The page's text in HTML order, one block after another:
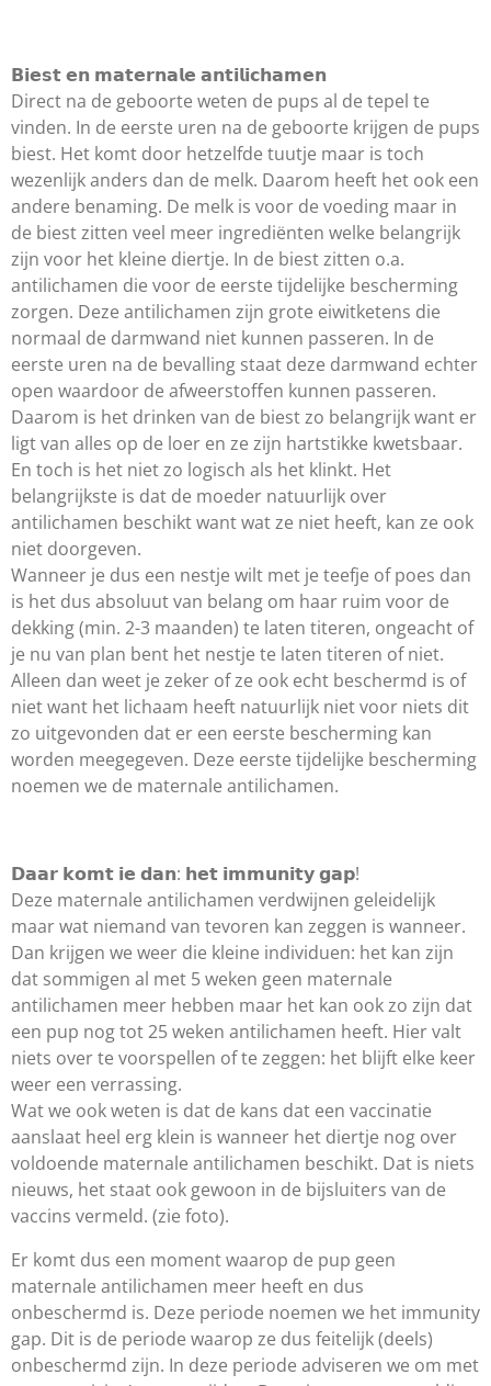
𝗕𝗶𝗲𝘀𝘁 𝗲𝗻 𝗺𝗮𝘁𝗲𝗿𝗻𝗮𝗹𝗲 𝗮𝗻𝘁𝗶𝗹𝗶𝗰𝗵𝗮𝗺𝗲𝗻
Direct na de geboorte weten de pups al de tepel te
vinden. In de eerste uren na de geboorte krijgen de pups
biest. Het komt door hetzelfde tuutje maar is toch
wezenlijk anders dan de melk. Daarom heeft het ook een
andere benaming. De melk is voor de voeding maar in
de biest zitten veel meer ingrediënten welke belangrijk
zijn voor het kleine diertje. In de biest zitten o.a.
antilichamen die voor de eerste tijdelijke bescherming
zorgen. Deze antilichamen zijn grote eiwitketens die
normaal de darmwand niet kunnen passeren. In de
eerste uren na de bevalling staat deze darmwand echter
open waardoor de afweerstoffen kunnen passeren.
Daarom is het drinken van de biest zo belangrijk want er
ligt van alles op de loer en ze zijn hartstikke kwetsbaar.
En toch is het niet zo logisch als het klinkt. Het
belangrijkste is dat de moeder natuurlijk over
antilichamen beschikt want wat ze niet heeft, kan ze ook
niet doorgeven.
Wanneer je dus een nestje wilt met je teefje of poes dan
is het dus absoluut van belang om haar ruim voor de
dekking (min. 2-3 maanden) te laten titeren, ongeacht of
je nu van plan bent het nestje te laten titeren of niet.
Alleen dan weet je zeker of ze ook echt beschermd is of
niet want het lichaam heeft natuurlijk niet voor niets dit
zo uitgevonden dat er een eerste bescherming kan
worden meegegeven. Deze eerste tijdelijke bescherming
noemen we de maternale antilichamen.
𝗗𝗮𝗮𝗿 𝗸𝗼𝗺𝘁 𝗶𝗲 𝗱𝗮𝗻: 𝗵𝗲𝘁 𝗶𝗺𝗺𝘂𝗻𝗶𝘁𝘆 𝗴𝗮𝗽!
Deze maternale antilichamen verdwijnen geleidelijk
maar wat niemand van tevoren kan zeggen is wanneer.
Dan krijgen we weer die kleine individuen: het kan zijn
dat sommigen al met 5 weken geen maternale
antilichamen meer hebben maar het kan ook zo zijn dat
een pup nog tot 25 weken antilichamen heeft. Hier valt
niets over te voorspellen of te zeggen: het blijft elke keer
weer een verrassing.
Wat we ook weten is dat de kans dat een vaccinatie
aanslaat heel erg klein is wanneer het diertje nog over
voldoende maternale antilichamen beschikt. Dat is niets
nieuws, het staat ook gewoon in de bijsluiters van de
vaccins vermeld. (zie foto).
Er komt dus een moment waarop de pup geen
maternale antilichamen meer heeft en dus
onbeschermd is. Deze periode noemen we het immunity
gap. Dit is de periode waarop ze dus feitelijk (deels)
onbeschermd zijn. In deze periode adviseren we om met